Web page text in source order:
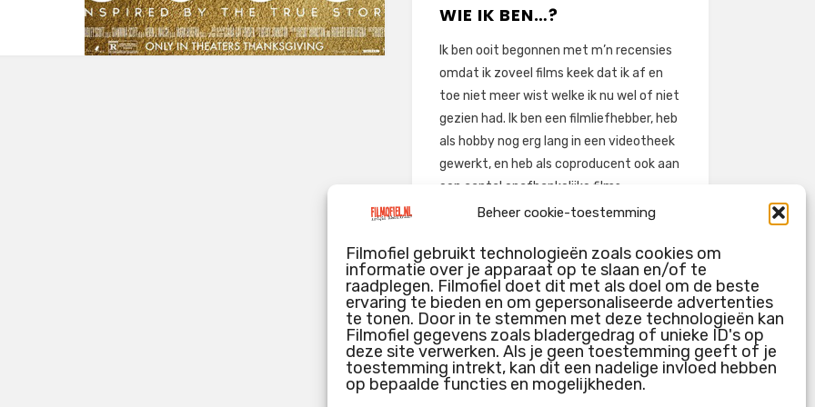
Beheer cookie-toestemming
Filmofiel gebruikt technologieën zoals cookies om
informatie over je apparaat op te slaan en/of te
raadplegen. Filmofiel doet dit met als doel om de beste
ervaring te bieden en om gepersonaliseerde advertenties
te tonen. Door in te stemmen met deze technologieën kan
Filmofiel gegevens zoals bladergedrag of unieke ID's op
deze site verwerken. Als je geen toestemming geeft of je
toestemming intrekt, kan dit een nadelige invloed hebben
op bepaalde functies en mogelijkheden.
WIE IK BEN…?
Ik ben ooit begonnen met m’n recensies
omdat ik zoveel films keek dat ik af en
toe niet meer wist welke ik nu wel of niet
gezien had. Ik ben een filmliefhebber, heb
als hobby nog erg lang in een videotheek
gewerkt, en heb als coproducent ook aan
een aantal onafhankelijke films
meegewerkt.
pretentieloze uitbreidingen van m’n
voormalige ‘videotheek-geouwehoer’,
aangevuld met een groeiende kennis
over de kunde én de kunst van het
maken van film.